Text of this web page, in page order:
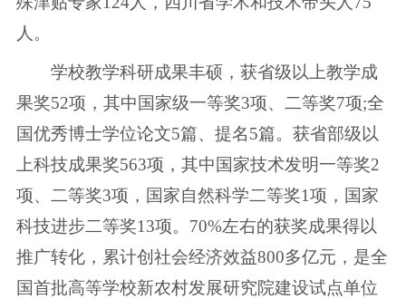
人。
学校教学科研成果丰硕，获省级以上教学成
果奖52项，其中国家级一等奖3项、二等奖7项;全
国优秀博士学位论文5篇、提名5篇。获省部级以
上科技成果奖563项，其中国家技术发明一等奖2
项、二等奖3项，国家自然科学二等奖1项，国家
科技进步二等奖13项。70%左右的获奖成果得以
推广转化，累计创社会经济效益800多亿元，是全
国首批高等学校新农村发展研究院建设试点单位